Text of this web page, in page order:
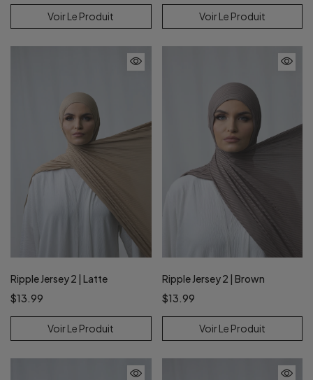
Voir Le Produit Voir Le Produit
Ripple Jersey 2 | Latte
$13.99
Voir Le Produit
Ripple Jersey 2 | Brown
$13.99
Voir Le Produit